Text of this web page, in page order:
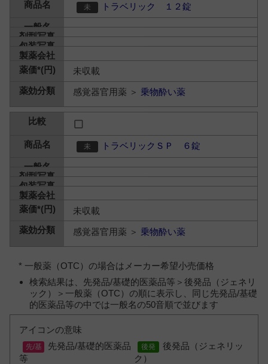
トラベリック １２錠
未収載
感覚器官用薬 ＞ 乗物酔い薬
トラベリックＳＰ ６錠
未収載
感覚器官用薬 ＞ 乗物酔い薬
* 一般薬（OTC）の場合はメーカー希望小売価格
検索結果は、先発品/基礎的医薬品等＞後発品（ジェネリ
ック）＞一般薬（OTC）の順に表示し、同じ先発品/基礎
的医薬品等の中では一般名の50音順で並びます
アイコンの意味
先発品/基礎的医薬品
等
後発品（ジェネリッ
ク）